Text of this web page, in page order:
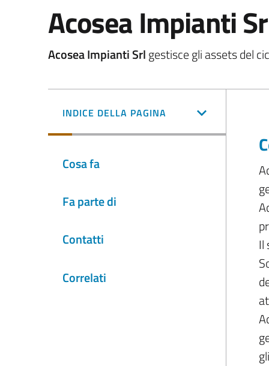
Acosea Impianti
Acosea Impianti Srlgestisce gli assets del
INDICE DELLA PAGINA
Cosa fa
Fa parte di
Contatti
Correlati
Il